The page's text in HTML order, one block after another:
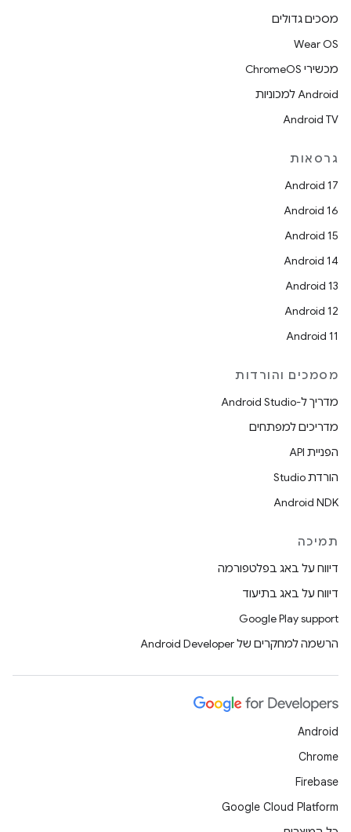
מסכים גדולים
Wear OS
מכשירי ChromeOS
Android למכוניות
Android TV
גרסאות
Android 17
Android 16
Android 15
Android 14
Android 13
Android 12
Android 11
מסמכים והורדות
מדריך ל-Android Studio
מדריכים למפתחים
הפניית API
הורדת Studio
Android NDK
תמיכה
דיווח על באג בפלטפורמה
דיווח על באג בתיעוד
Google Play support
הרשמה למחקרים של Android Developer
Android
Chrome
Firebase
Google Cloud Platform